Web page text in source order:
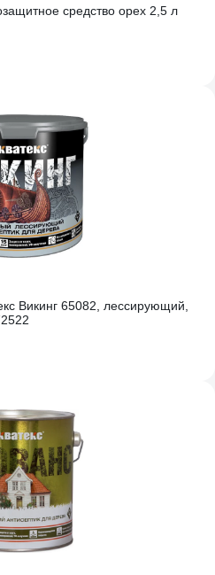
средство орех 2,5 л
Викинг 65082, лессирующий,